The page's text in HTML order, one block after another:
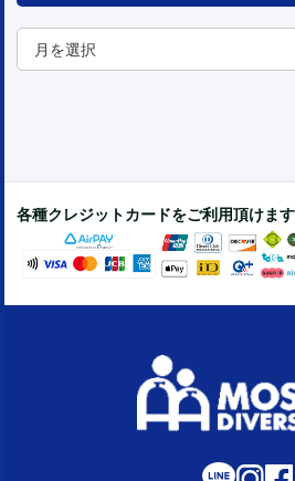
各種クレジットカードをご利用頂けます